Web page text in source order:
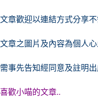
文章歡迎以連結方式分享不
文章之圖片及內容為個人心
需事先告知經同意及註明出
喜歡小喵的文章..